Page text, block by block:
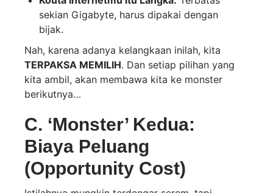
sekian Gigabyte, harus dipakai dengan
bijak.
Nah, karena adanya kelangkaan inilah, kita
TERPAKSA MEMILIH. Dan setiap pilihan yang
kita ambil, akan membawa kita ke monster
berikutnya…
C. ‘Monster’ Kedua:
Biaya Peluang
(Opportunity Cost)